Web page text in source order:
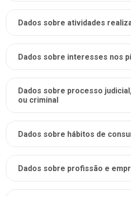
Dados sobre atividades
Dados sobre interesses nos
Dados sobre processo
ou criminal
Dados sobre hábitos de
Dados sobre profissão e